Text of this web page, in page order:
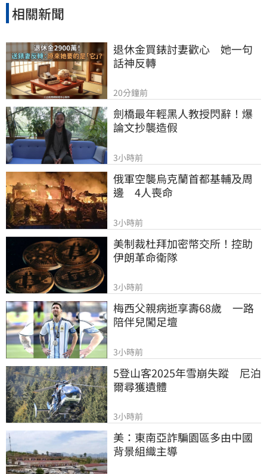
相關新聞
退休金買錶討妻歡心　她一句
話神反轉
20分鐘前
劍橋最年輕黑人教授閃辭！爆
論文抄襲造假
3小時前
俄軍空襲烏克蘭首都基輔及周
邊　4人喪命
3小時前
美制裁杜拜加密幣交所！控助
伊朗革命衛隊
3小時前
梅西父親病逝享壽68歲　一路
陪伴兒闖足壇
3小時前
5登山客2025年雪崩失蹤　尼泊
爾尋獲遺體
3小時前
美：東南亞詐騙園區多由中國
背景組織主導